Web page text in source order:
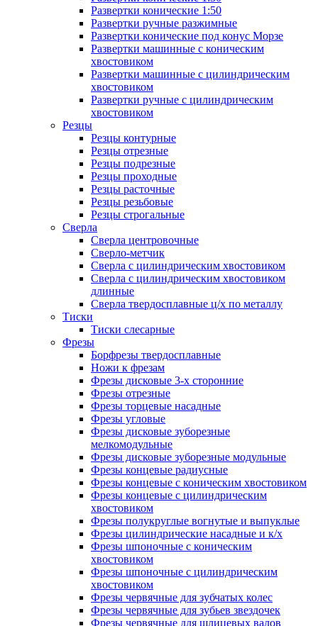
Развертки конические 1:50
Развертки ручные разжимные
Развертки конические под конус Морзе
Развертки машинные с коническим
хвостовиком
Развертки машинные с цилиндрическим
хвостовиком
Развертки ручные с цилиндрическим
хвостовиком
Резцы
Резцы контурные
Резцы отрезные
Резцы подрезные
Резцы проходные
Резцы расточные
Резцы резьбовые
Резцы строгальные
Сверла
Сверла центровочные
Сверло-метчик
Сверла с цилиндрическим хвостовиком
Сверла с цилиндрическим хвостовиком
длинные
Сверла твердосплавные ц/х по металлу
Тиски
Тиски слесарные
Фрезы
Борфрезы твердосплавные
Ножи к фрезам
Фрезы дисковые 3-х сторонние
Фрезы отрезные
Фрезы торцевые насадные
Фрезы угловые
Фрезы дисковые зуборезные
мелкомодульные
Фрезы дисковые зуборезные модульные
Фрезы концевые радиусные
Фрезы концевые с коническим хвостовиком
Фрезы концевые с цилиндрическим
хвостовиком
Фрезы полукруглые вогнутые и выпуклые
Фрезы цилиндрические насадные и к/х
Фрезы шпоночные с коническим
хвостовиком
Фрезы шпоночные с цилиндрическим
хвостовиком
Фрезы червячные для зубчатых колес
Фрезы червячные для зубьев звездочек
Фрезы червячные для шлицевых валов